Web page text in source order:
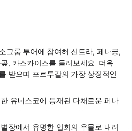
그룹 투어에 참여해 신트라, 페나궁,
, 카스카이스를 둘러보세요. 더욱
받으며 포르투갈의 가장 상징적인
유네스코에 등재된 다채로운 페나
장에서 유명한 입회의 우물로 내려